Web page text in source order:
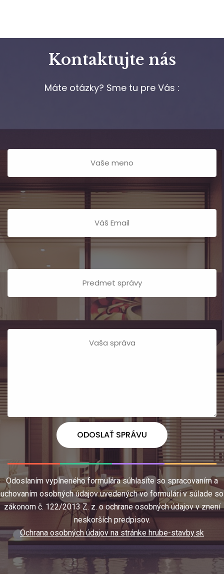
Kontaktujte nás
Máte otázky? Sme tu pre Vás :
ODOSLAŤ SPRÁVU
Odoslaním vyplneného formulára súhlasíte so spracovaním a
uchovaním osobných údajov uvedených vo formulári v súlade so
zákonom č. 122/2013 Z. z. o ochrane osobných údajov v znení
neskorších predpisov.
Ochrana osobných údajov na stránke hrube-stavby.sk